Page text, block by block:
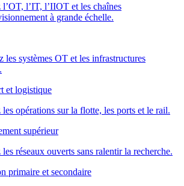
l’OT, l’IT, l’IIOT et les chaînes
à grande échelle.
les systèmes OT et les infrastructures
et logistique
les opérations sur la flotte, les ports et le rail.
supérieur
les réseaux ouverts sans ralentir la recherche.
primaire et secondaire